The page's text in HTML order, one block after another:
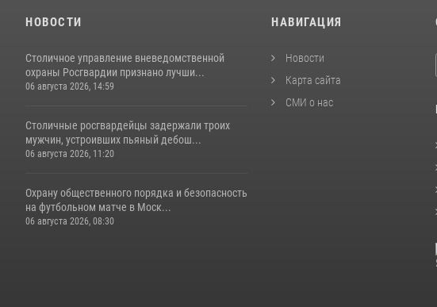
НОВОСТИ
Столичное управление вневедомственной
охраны Росгвардии признано лучши...
06 августа 2026, 14:59
Столичные росгвардейцы задержали троих
мужчин, устроивших пьяный дебош...
06 августа 2026, 11:20
Охрану общественного порядка и безопасность
на футбольном матче в Моск...
06 августа 2026, 08:30
НАВИГАЦИЯ
Новости
Карта сайта
СМИ о нас